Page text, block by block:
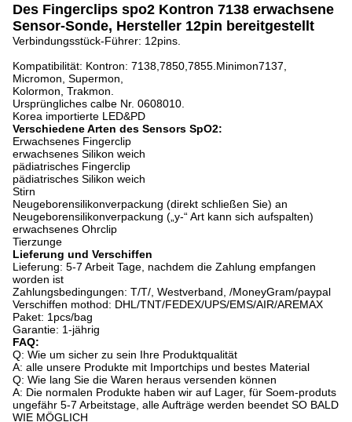
Des Fingerclips spo2 Kontron 7138 erwachsene
Sensor-Sonde, Hersteller 12pin bereitgestellt
Verbindungsstück-Führer: 12pins.
Kompatibilität: Kontron: 7138,7850,7855.Minimon7137,
Micromon, Supermon,
Kolormon, Trakmon.
Ursprüngliches calbe Nr. 0608010.
Korea importierte LED&PD
Verschiedene Arten des Sensors SpO2:
Erwachsenes Fingerclip
erwachsenes Silikon weich
pädiatrisches Fingerclip
pädiatrisches Silikon weich
Stirn
Neugeborensilikonverpackung (direkt schließen Sie) an
Neugeborensilikonverpackung („y-“ Art kann sich aufspalten)
erwachsenes Ohrclip
Tierzunge
Lieferung und Verschiffen
Lieferung: 5-7 Arbeit Tage, nachdem die Zahlung empfangen
worden ist
Zahlungsbedingungen: T/T/, Westverband, /MoneyGram/paypal
Verschiffen mothod: DHL/TNT/FEDEX/UPS/EMS/AIR/AREMAX
Paket: 1pcs/bag
Garantie: 1-jährig
FAQ:
Q: Wie um sicher zu sein Ihre Produktqualität
A: alle unsere Produkte mit Importchips und bestes Material
Q: Wie lang Sie die Waren heraus versenden können
A: Die normalen Produkte haben wir auf Lager, für Soem-produts
ungefähr 5-7 Arbeitstage, alle Aufträge werden beendet SO BALD
WIE MÖGLICH